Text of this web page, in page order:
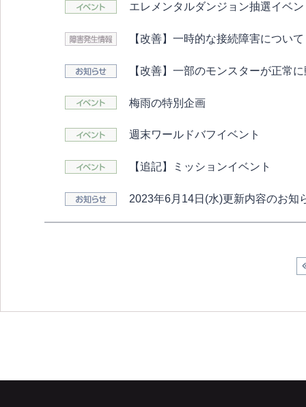
エレメンタルダンジョン抽選イベン
【改善】一時的な接続障害について
【改善】一部のモンスターが正常
梅雨の特別企画
週末ワールドバフイベント
【追記】ミッションイベント
2023年6月14日(水)更新内容のお知